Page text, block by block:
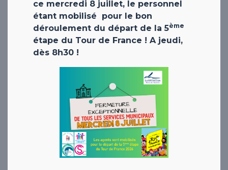
ce mercredi 8 juillet, le personnel
étant mobilisé pour le bon
déroulement du départ de la 5ème
étape du Tour de France ! A jeudi,
dès 8h30 !